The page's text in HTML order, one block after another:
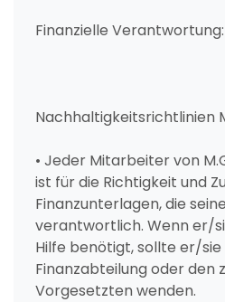
Finanzielle Verantwortung:
Nachhaltigkeitsrichtlinien
• Jeder Mitarbeiter von
ist für die Richtigkeit und
Finanzunterlagen, die
verantwortlich. Wenn er/
Hilfe benötigt, sollte er/sie
Finanzabteilung oder den
Vorgesetzten wenden.